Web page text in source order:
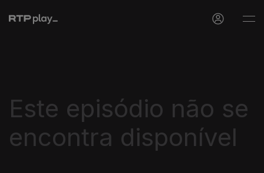
Este episódio não se
encontra disponível